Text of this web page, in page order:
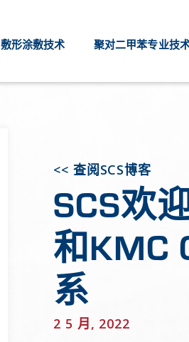
敷形涂敷技术 聚对二甲苯专业技
<< 查阅SCS博客
SCS欢
和KMC
系
2 5 月, 2022